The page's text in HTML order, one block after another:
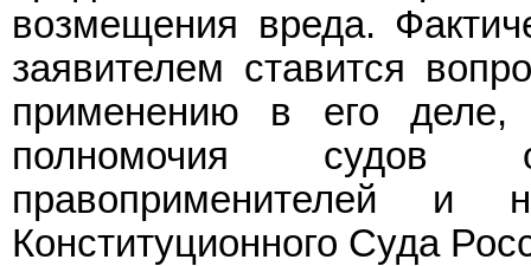
возмещения вреда.
заявителем ставится
применению в его деле,
полномочия судов
правоприменителей и
Конституционного Суда